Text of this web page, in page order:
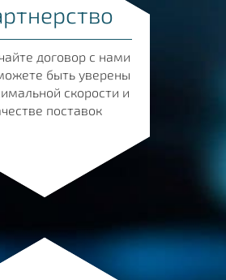
договор с нами
быть уверены
скорости и
поставок